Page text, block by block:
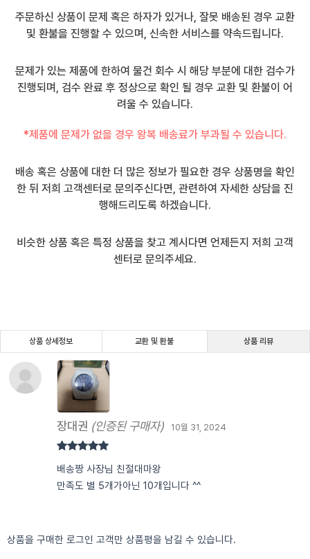
주문하신 상품이 문제 혹은 하자가 있거나, 잘못 배송된 경우 교환
및 환불을 진행할 수 있으며, 신속한 서비스를 약속드립니다.
문제가 있는 제품에 한하여 물건 회수 시 해당 부분에 대한 검수가
진행되며, 검수 완료 후 정상으로 확인 될 경우 교환 및 환불이 어
려울 수 있습니다.
*제품에 문제가 없을 경우 왕복 배송료가 부과될 수 있습니다.
배송 혹은 상품에 대한 더 많은 정보가 필요한 경우 상품명을 확인
한 뒤 저희 고객센터로 문의주신다면, 관련하여 자세한 상담을 진
행해드리도록 하겠습니다.
비슷한 상품 혹은 특정 상품을 찾고 계시다면 언제든지 저희 고객
센터로 문의주세요.
상품 상세정보 교환 및 환불 상품 리뷰
로 평가됨
장대권 (인증된 구매자) 10월 31, 2024
배송짱 사장님 친절대마왕
만족도 별 5개가아닌 10개입니다 ^^
상품을 구매한 로그인 고객만 상품평을 남길 수 있습니다.